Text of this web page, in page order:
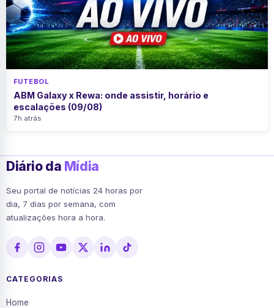
FUTEBOL
ABM Galaxy x Rewa: onde assistir, horário e
escalações (09/08)
7h atrás
Diário da Mídia
Seu portal de notícias 24 horas por
dia, 7 dias por semana, com
atualizações hora a hora.
CATEGORIAS
Home